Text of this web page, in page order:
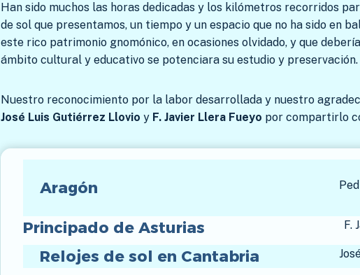
Han sido muchos las horas dedicadas y los kilómetros recorridos
de sol que presentamos, un tiempo y un espacio que no ha sido en
este rico patrimonio gnomónico, en ocasiones olvidado, y que
ámbito cultural y educativo se potenciara su estudio y preservación.
Nuestro reconocimiento por la labor desarrollada y nuestro
José Luis Gutiérrez Llovio y F. Javier Llera Fueyo por compartirlo
Aragón
Principado de Asturias F.
Relojes de sol en Cantabria